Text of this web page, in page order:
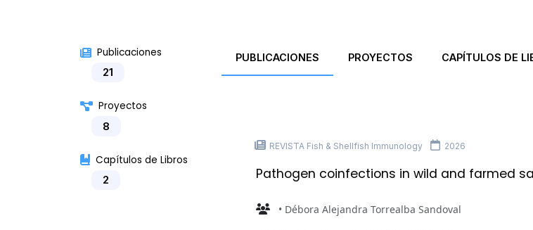
Publicaciones
21
Proyectos
8
Capítulos de Libros
2
PUBLICACIONES PROYECTOS CAPÍTULOS DE
REVISTA Fish & Shellfish Immunology 2026
Pathogen coinfections in wild and farmed
• Débora Alejandra Torrealba Sandoval